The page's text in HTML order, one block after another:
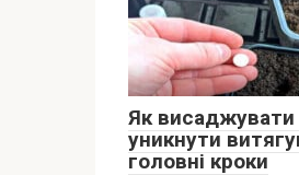
Як
уникнути
головні кроки